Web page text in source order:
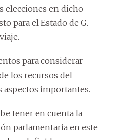
elecciones en dicho
para el Estado de G.
para considerar
los recursos del
aspectos importantes.
tener en cuenta la
parlamentaria en este